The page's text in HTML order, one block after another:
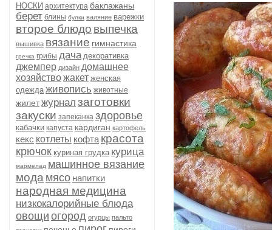
НОСКИ архитектура баклажаны
берет блины булки валяние варежки
второе блюдо выпечка
вышивка вязание гимнастика
гречка грибы дача декоративка
джемпер дизайн домашнее
хозяйствожакет женская
одежда живопись животные
жилетжурнал заготовки
закуски запеканка здоровье
кабачки капуста кардиган картофель
кекс котлеты кофта красота
крючок куриная грудка курица
мармелад машинное вязание
мода мясо напитки
народная медицина
низкокалорийные блюда
овощи огород огурцы пальто